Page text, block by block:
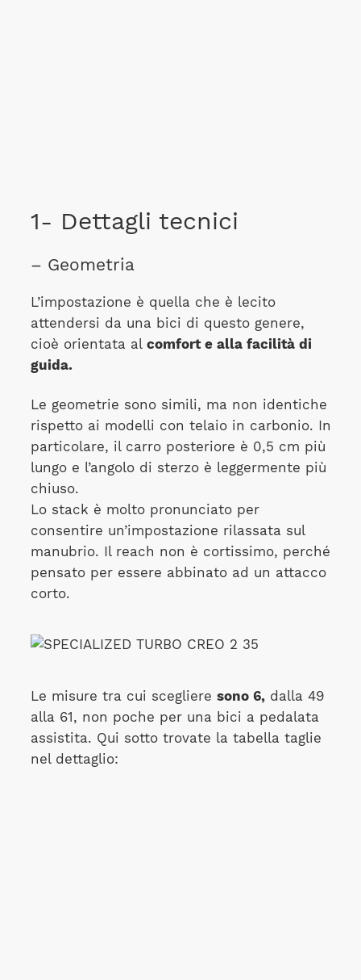
1- Dettagli tecnici
– Geometria
L’impostazione è quella che è lecito
attendersi da una bici di questo genere,
cioè orientata al comfort e alla facilità di
guida.
Le geometrie sono simili, ma non identiche
rispetto ai modelli con telaio in carbonio. In
particolare, il carro posteriore è 0,5 cm più
lungo e l’angolo di sterzo è leggermente più
chiuso.
Lo stack è molto pronunciato per
consentire un’impostazione rilassata sul
manubrio. Il reach non è cortissimo, perché
pensato per essere abbinato ad un attacco
corto.
Le misure tra cui scegliere sono 6,dalla 49
alla 61, non poche per una bici a pedalata
assistita. Qui sotto trovate la tabella taglie
nel dettaglio: